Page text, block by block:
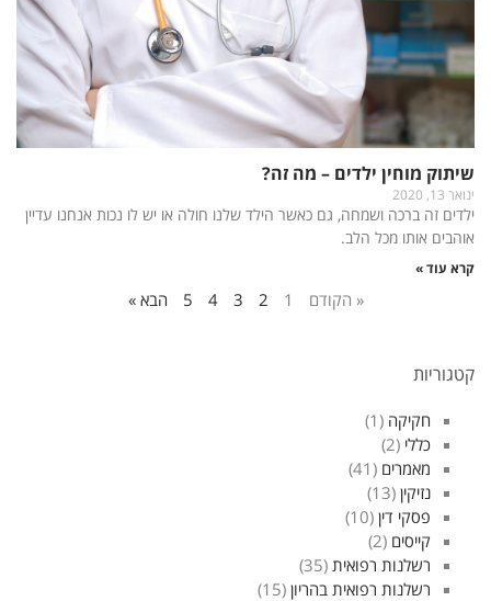
שיתוק מוחין ילדים – מה זה?
ינואר 13, 2020
ילדים זה ברכה ושמחה, גם כאשר הילד שלנו חולה או יש לו נכות אנחנו עדיין
אוהבים אותו מכל הלב.
קרא עוד »
« הקודם 1
2
3
4
5 הבא »
קטגוריות
חקיקה (1)
כללי (2)
מאמרים (41)
נזיקין (13)
פסקי דין (10)
קייסים (2)
רשלנות רפואית (35)
רשלנות רפואית בהריון (15)